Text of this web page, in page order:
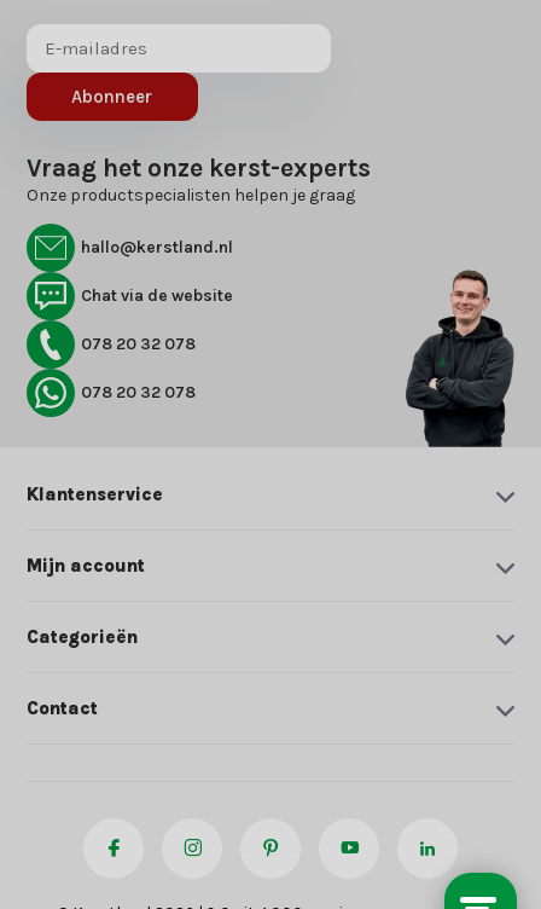
Abonneer
Vraag het onze kerst-experts
Onze productspecialisten helpen je graag
hallo@kerstland.nl
Chat via de website
078 20 32 078
078 20 32 078
Klantenservice
Mijn account
Categorieën
Contact